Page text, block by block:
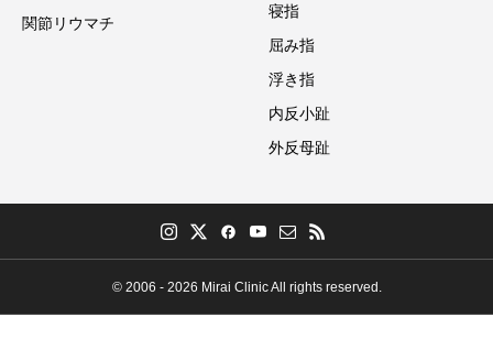
関節リウマチ
寝指
屈み指
浮き指
内反小趾
外反母趾
© 2006 - 2026 Mirai Clinic All rights reserved.